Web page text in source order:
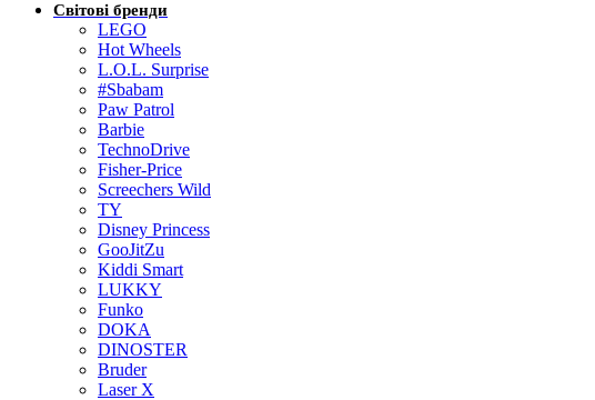
Світові бренди
LEGO
Hot Wheels
L.O.L. Surprise
#Sbabam
Paw Patrol
Barbie
TechnoDrive
Fisher-Price
Screechers Wild
TY
Disney Princess
GooJitZu
Kiddi Smart
LUKKY
Funko
DOKA
DINOSTER
Bruder
Laser X